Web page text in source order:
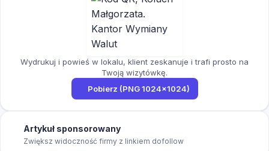
Wydrukuj i powieś w lokalu, klient zeskanuje i trafi prosto na
Twoją wizytówkę.
Pobierz (PNG 1024×1024)
Artykuł sponsorowany
Zwiększ widoczność firmy z linkiem dofollow